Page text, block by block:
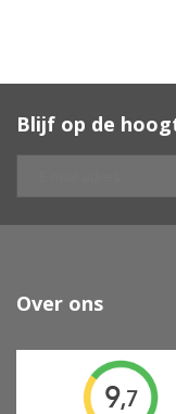
Blijf op de
Over ons